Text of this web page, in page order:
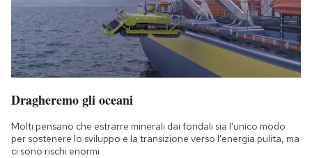
Dragheremo gli oceani
Molti pensano che estrarre minerali dai fondali sia l'unico modo
per sostenere lo sviluppo e la transizione verso l'energia pulita, ma
ci sono rischi enormi